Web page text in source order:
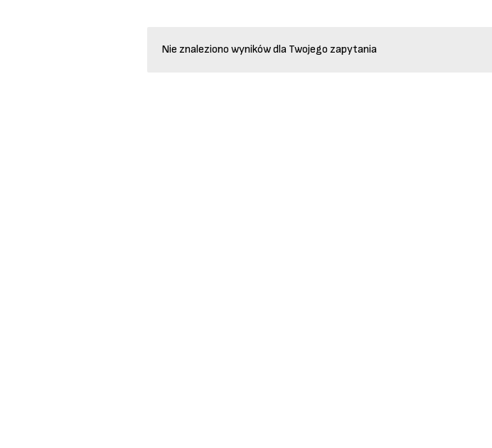
Nie znaleziono wyników dla Twojego zapytania